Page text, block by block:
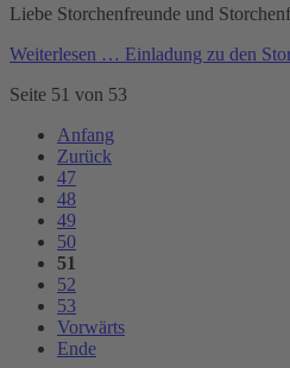
Liebe Storchenfreunde und
Weiterlesen … Einladung zu den
Seite 51 von 53
Anfang
Zurück
47
48
49
50
51
52
53
Vorwärts
Ende